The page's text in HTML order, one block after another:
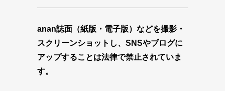
anan誌面（紙版・電子版）などを撮影・
スクリーンショットし、SNSやブログに
アップすることは法律で禁止されていま
す。